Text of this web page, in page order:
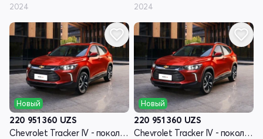
2024 2024
Новый
220 951 360 UZS
Chevrolet Tracker IV - поколение
Новый
220 951 360 UZS
Chevrolet Tracker IV - поколение